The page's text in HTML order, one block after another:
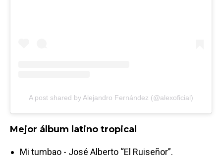
A post shared by Alejandro Fernández (@alexoficial)
Mejor álbum latino tropical
Mi tumbao - José Alberto “El Ruiseñor”.